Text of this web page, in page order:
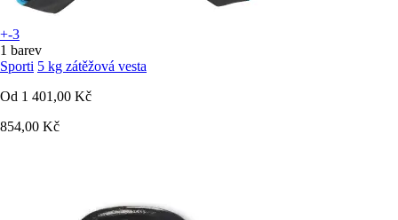
+-3
1 barev
Sporti 5 kg zátěžová vesta
Od 1 401,00 Kč
854,00 Kč